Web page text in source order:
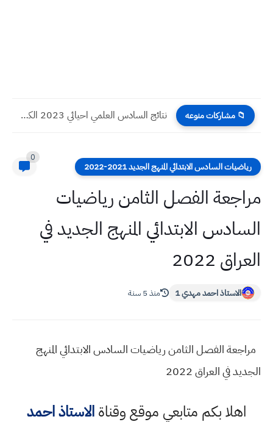
📁 مشاركات منوعه نتائج السادس العلمي احيائي 2023 الكرخ الثانية الدور الاول
رياضيات السادس الابتدائي المنهج الجديد 2021-2022
0
مراجعة الفصل الثامن رياضيات
السادس الابتدائي المنهج الجديد في
العراق 2022
الاستاذ احمد مهدي 1 منذ 5 سنة
مراجعة الفصل الثامن رياضيات السادس الابتدائي المنهج
الجديد في العراق 2022
اهلا بكم متابعي موقع وقناةالاستاذ احمد